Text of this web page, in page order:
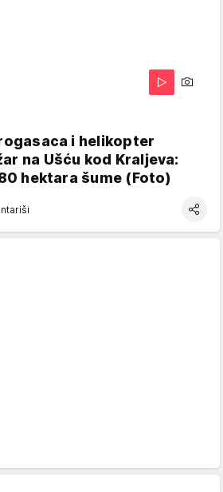
i helikopter
na Ušću kod Kraljeva:
hektara šume (Foto)